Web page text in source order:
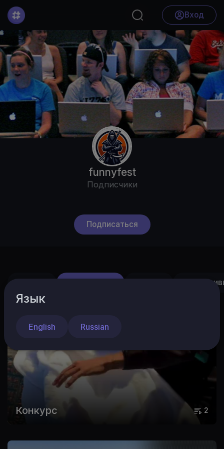
Вход
funnyfest
Подписчики
Подписаться
Конкурс 2
Язык
English Russian